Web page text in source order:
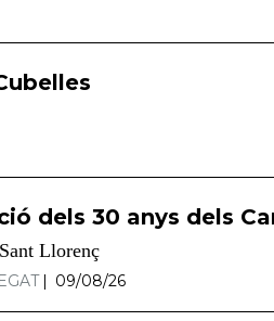
dels 30 anys dels
Llorenç
09/08/26